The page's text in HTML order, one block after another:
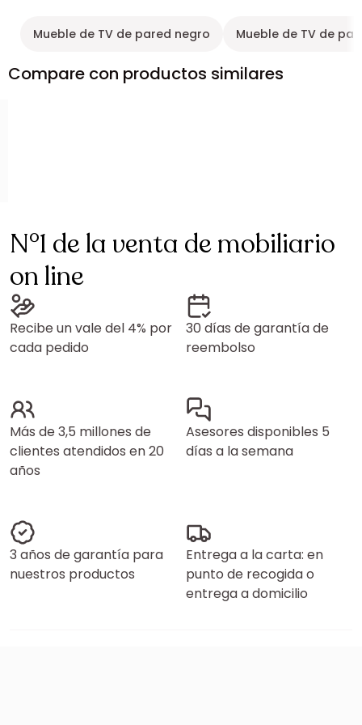
Mueble de TV de pared negro Mueble de TV de
Compare con productos similares
N°1 de la venta de mobiliario
on line
Recibe un vale del 4% por
cada pedido
30 días de garantía de
reembolso
Más de 3,5 millones de
clientes atendidos en 20
años
Asesores disponibles 5
días a la semana
3 años de garantía para
nuestros productos
Entrega a la carta: en
punto de recogida o
entrega a domicilio